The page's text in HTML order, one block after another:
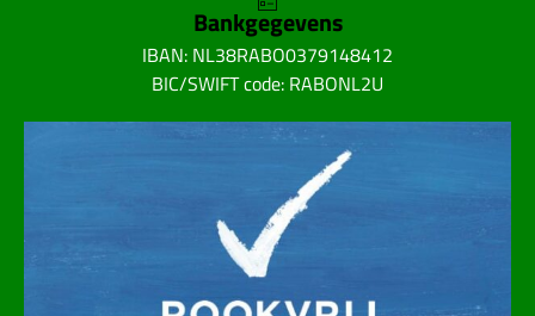
Bankgegevens
IBAN: NL38RABO0379148412
BIC/SWIFT code: RABONL2U